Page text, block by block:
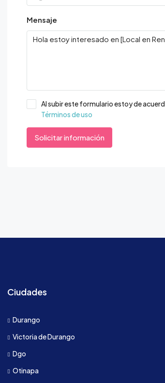
Mensaje
Al subir este formulario estoy de
Términos de uso
Solicitar información
Ciudades
Durango
Victoria de Durango
Dgo
Otinapa